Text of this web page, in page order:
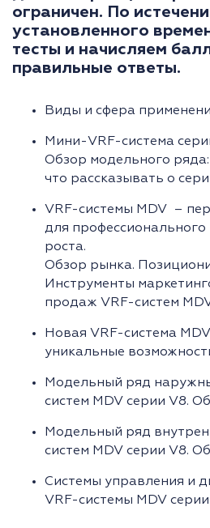
ограничен. По
установленного
тесты и начисляем
правильные ответы.
Виды и сфера
Мини-VRF-система
Обзор модельного
что рассказывать о
VRF-системы MDV –
для профессионального
роста.
Обзор рынка.
Инструменты
продаж VRF-систем
Новая VRF-система
уникальные
Модельный ряд
систем MDV серии V8.
Модельный ряд
систем MDV серии V8.
Системы управления и
VRF-системы MDV